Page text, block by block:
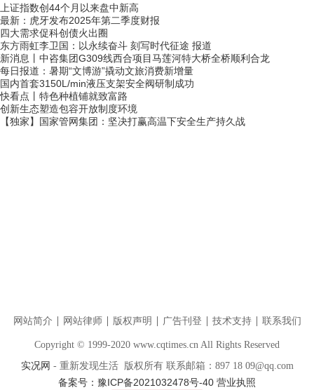
上证指数创44个月以来盘中新高
最新：虎牙发布2025年第二季度财报
四大需求促科创债火出圈
东方雨虹李卫国：以永续奋斗 刻写时代征途 报道
新消息丨中咨集团G309线西合项目马莲河特大桥全桥顺利合龙
每日报道：暑期“文博游”撬动文旅消费新增量
国内首套3150L/min液压支架安全阀研制成功
快看点丨特色种植铺就致富路
创新生态塑造包容开放制度环境
【独家】国家管网集团：坚决打赢高温下安全生产持久战
网站简介 网站律师 版权声明 广告刊登 技术支持 联系我们
Copyright © 1999-2020 www.cqtimes.cn All Rights Reserved
实况网 - 重新发现生活 版权所有 联系邮箱：897 18 09@qq.com
备案号：豫ICP备2021032478号-40 营业执照